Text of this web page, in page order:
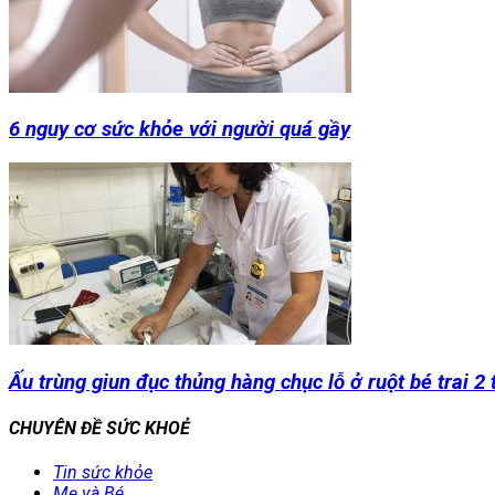
6 nguy cơ sức khỏe với người quá gầy
Ấu trùng giun đục thủng hàng chục lỗ ở ruột bé trai 2
CHUYÊN ĐỀ SỨC KHOẺ
Tin sức khỏe